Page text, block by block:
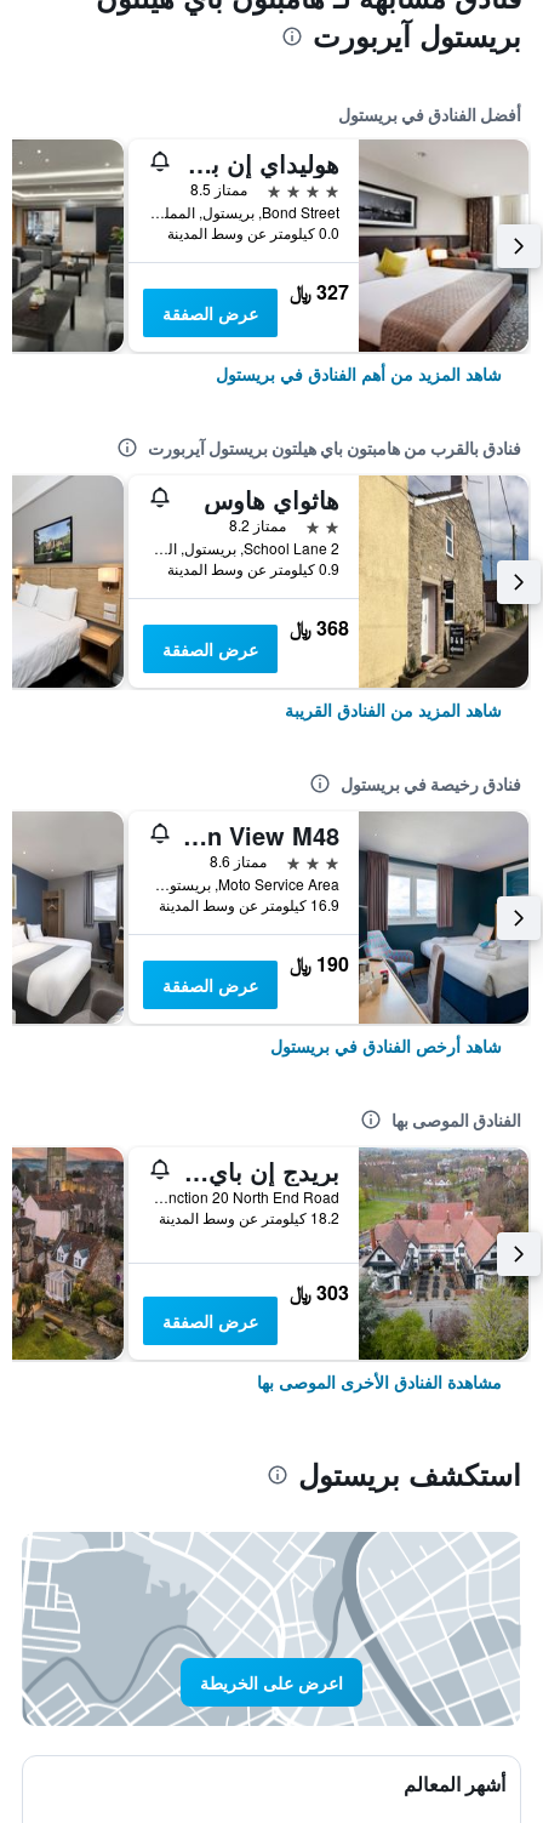
بريستول آيربورت
أفضل الفنادق في بريستول
هوليداي إن بريستول سيتي سنتر
4 نجوم
ممتاز 8.5
Bond Street, بريستول, المملكة المتحدة
0.0 كيلومتر عن وسط المدينة
327 ﷼
عرض الصفقة
شاهد المزيد من أهم الفنادق في بريستول
فنادق بالقرب من هامبتون باي هيلتون بريستول آيربورت
هاثواي هاوس
2 نجمتين
ممتاز 8.2
2 School Lane, بريستول, المملكة المتحدة
0.9 كيلومتر عن وسط المدينة
368 ﷼
عرض الصفقة
شاهد المزيد من الفنادق القريبة
فنادق رخيصة في بريستول
Travelodge Bristol Severn View M48
3 نجوم
ممتاز 8.6
Moto Service Area, بريستول, المملكة المتحدة
16.9 كيلومتر عن وسط المدينة
190 ﷼
عرض الصفقة
شاهد أرخص الفنادق في بريستول
الفنادق الموصى بها
بريدج إن باي جرين كينج إنز
M5, Junction 20 North End Road, بريستول, المملكة المتحدة
18.2 كيلومتر عن وسط المدينة
303 ﷼
عرض الصفقة
مشاهدة الفنادق الأخرى الموصى بها
استكشف بريستول
اعرض على الخريطة
أشهر المعالم